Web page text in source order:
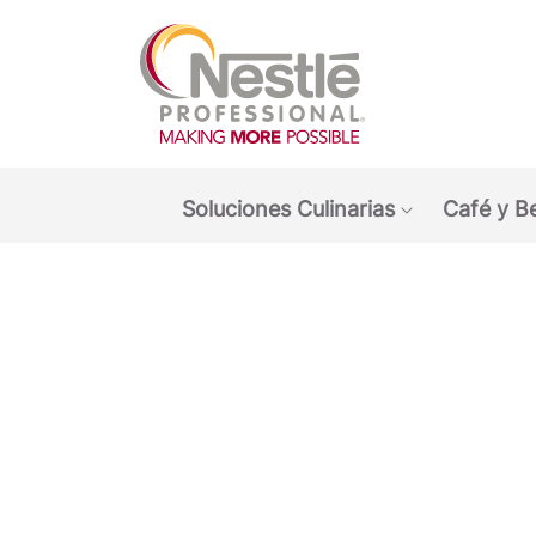
Soluciones Culinarias
Show
Café y